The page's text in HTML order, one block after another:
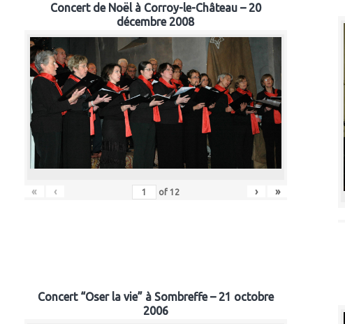
Concert de Noël à Corroy-le-Château – 20
décembre 2008
« ‹ of 12 › »
Concert “Oser la vie” à Sombreffe – 21 octobre
2006